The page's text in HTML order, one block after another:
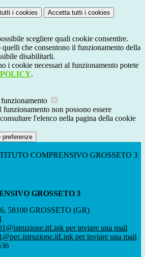
i cookies Accetta tutti i cookies
scegliere quali cookie consentire.
quelli che consentono il funzionamento della
disabilitarli.
i cookie necessari al funzionamento potete
.
non possono essere
l'elenco nella pagina della cookie
preferenze
COMPRENSIVO GROSSETO 3
GROSSETO 3
58100 GROSSETO (GR)
Link per inviare una mail
Link per inviare una mail